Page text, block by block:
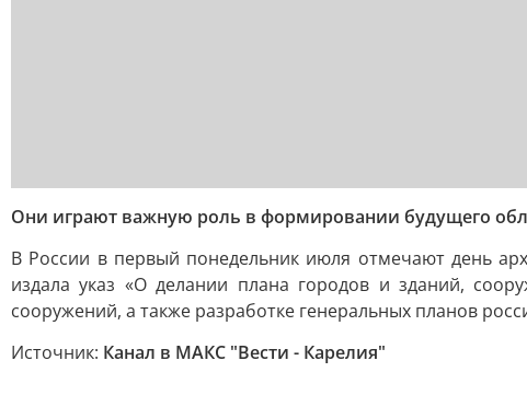
Они играют важную роль в формировании будущего
В России в первый понедельник июля отмечают день
издала указ «О делании плана городов и зданий,
сооружений, а также разработке генеральных планов
Источник: Канал в МАКС "Вести - Карелия"